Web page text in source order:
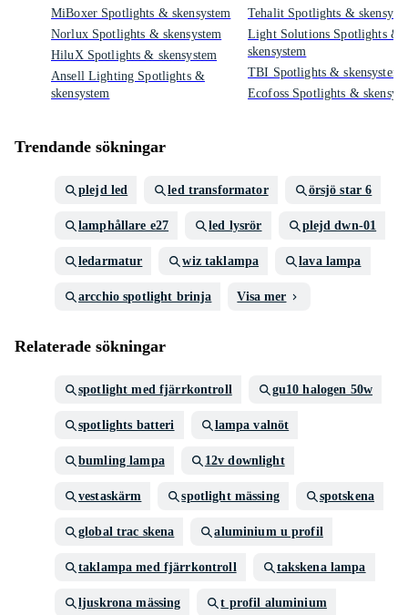
MiBoxer Spotlights & skensystem
Norlux Spotlights & skensystem
HiluX Spotlights & skensystem
Ansell Lighting Spotlights &
skensystem
Tehalit Spotlights &
Light Solutions Spotlights &
skensystem
TBI Spotlights & skensystem
Ecofoss Spotlights &
Trendande sökningar
plejd led led transformator örsjö star 6
lamphållare e27 led lysrör plejd dwn-01
ledarmatur wiz taklampa lava lampa
arcchio spotlight brinja Visa mer
Relaterade sökningar
spotlight med fjärrkontroll gu10 halogen 50w
spotlights batteri lampa valnöt
bumling lampa 12v downlight
vestaskärm spotlight mässing spotskena
global trac skena aluminium u profil
taklampa med fjärrkontroll takskena lampa
ljuskrona mässing t profil aluminium